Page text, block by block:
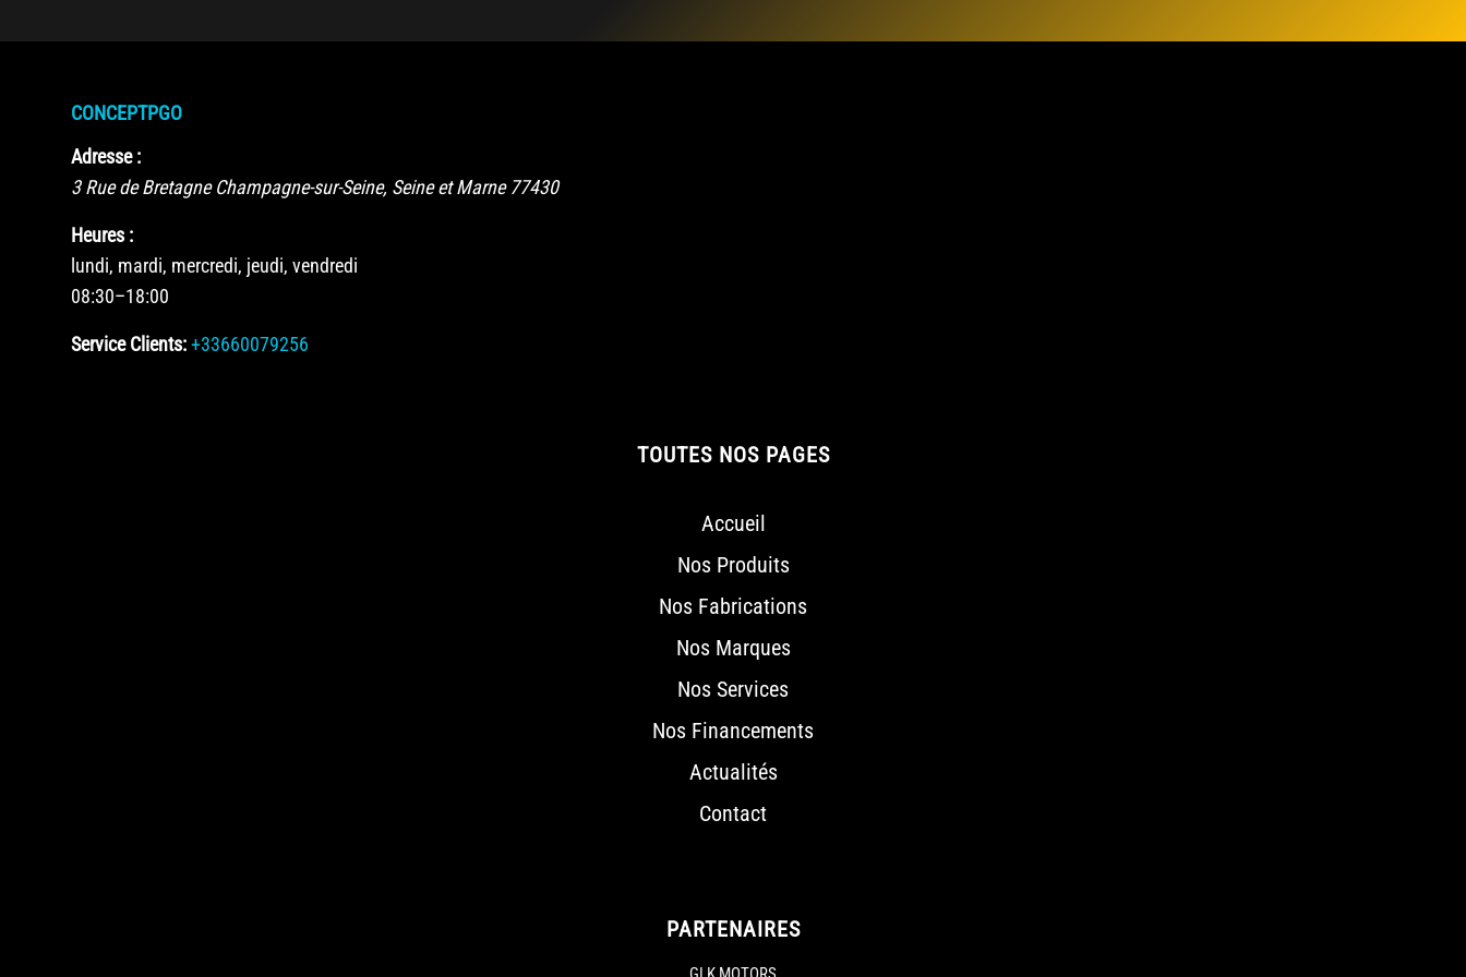
CONCEPTPGO
Adresse :
3 Rue de Bretagne Champagne-sur-Seine, Seine et Marne 77430
Heures :
lundi, mardi, mercredi, jeudi, vendredi
08:30–18:00
Service Clients:+33660079256
TOUTES NOS PAGES
Accueil
Nos Produits
Nos Fabrications
Nos Marques
Nos Services
Nos Financements
Actualités
Contact
PARTENAIRES